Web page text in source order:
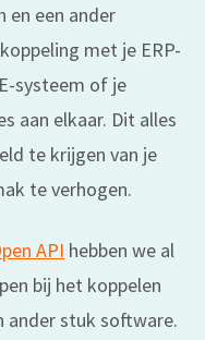
en een ander
met je ERP-
systeem of je
aan elkaar. Dit alles
te krijgen van je
te verhogen.
API hebben we al
bij het koppelen
ander stuk software.